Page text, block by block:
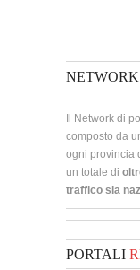
NETWORK
Il Network di
composto da
ogni provincia
un totale di
traffico sia
PORTALI